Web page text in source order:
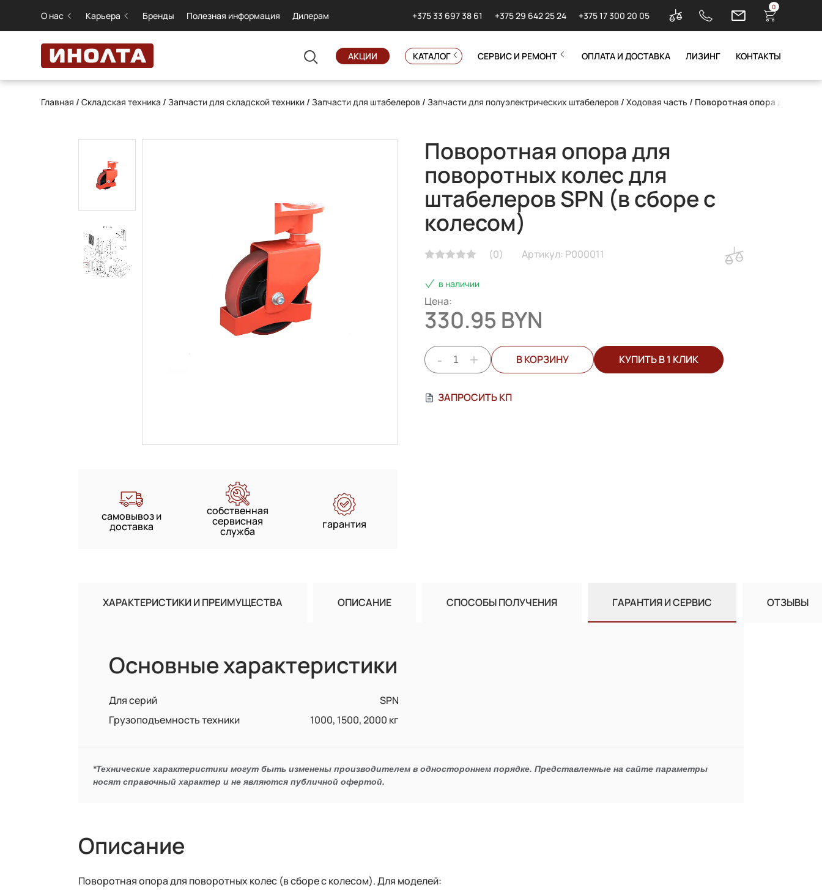
О нас Карьера Бренды Полезная информация Дилерам +375 33 697 38 61 +375 29 642 25 24 +375 17 300 20 05
0
АКЦИИ КАТАЛОГ СЕРВИС И РЕМОНТ ОПЛАТА И ДОСТАВКА ЛИЗИНГ КОНТАКТЫ
Главная /Складская техника /Запчасти для складской техники /Запчасти для штабелеров /Запчасти для полуэлектрических штабелеров /Ходовая часть / Поворотная опора для
самовывоз и
доставка
собственная
сервисная
служба
гарантия
Поворотная опора для
поворотных колес для
штабелеров SPN (в сборе с
колесом)
(0) Артикул: P000011
в наличии
Цена:
330.95 BYN
- + В КОРЗИНУ КУПИТЬ В 1 КЛИК
ЗАПРОСИТЬ КП
ХАРАКТЕРИСТИКИ И ПРЕИМУЩЕСТВА ОПИСАНИЕ СПОСОБЫ ПОЛУЧЕНИЯ ГАРАНТИЯ И СЕРВИС ОТЗЫВЫ
Основные характеристики
Для серий
SPN
Грузоподъемность техники
1000, 1500, 2000 кг
*Технические характеристики могут быть изменены производителем в одностороннем порядке. Представленные на сайте параметры
носят справочный характер и не являются публичной офертой.
Описание
Поворотная опора для поворотных колес (в сборе с колесом). Для моделей: